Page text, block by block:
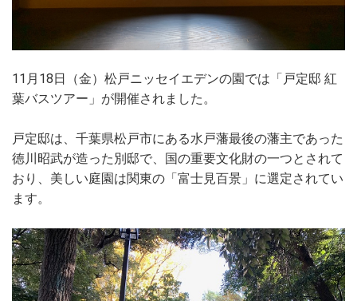
11月18日（金）松戸ニッセイエデンの園では「戸定邸 紅
葉バスツアー」が開催されました。
戸定邸は、千葉県松戸市にある水戸藩最後の藩主であった
徳川昭武が造った別邸で、国の重要文化財の一つとされて
おり、美しい庭園は関東の「富士見百景」に選定されてい
ます。